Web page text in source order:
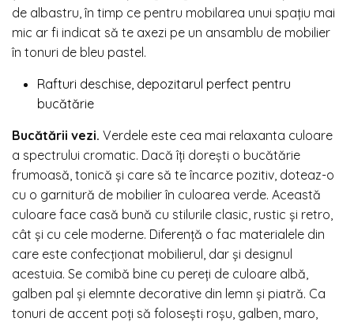
de albastru, în timp ce pentru mobilarea unui spațiu mai
mic ar fi indicat să te axezi pe un ansamblu de mobilier
în tonuri de bleu pastel.
Rafturi deschise, depozitarul perfect pentru
bucătărie
Bucătării vezi. Verdele este cea mai relaxanta culoare
a spectrului cromatic. Dacă îți dorești o bucătărie
frumoasă, tonică și care să te încarce pozitiv, doteaz-o
cu o garnitură de mobilier în culoarea verde. Această
culoare face casă bună cu stilurile clasic, rustic și retro,
cât și cu cele moderne. Diferență o fac materialele din
care este confecționat mobilierul, dar și designul
acestuia. Se comibă bine cu pereți de culoare albă,
galben pal și elemnte decorative din lemn și piatră. Ca
tonuri de accent poți să folosești roșu, galben, maro,